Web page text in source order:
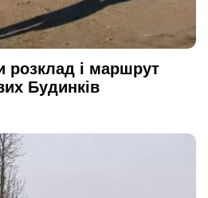
розклад і маршрут
Будинків